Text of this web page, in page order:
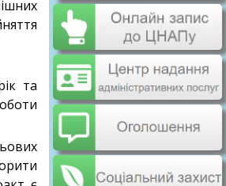
та